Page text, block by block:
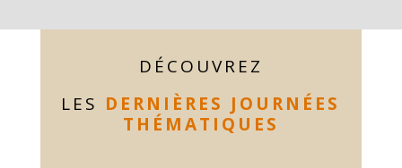
DÉCOUVREZ
LES DERNIÈRES JOURNÉES
THÉMATIQUES